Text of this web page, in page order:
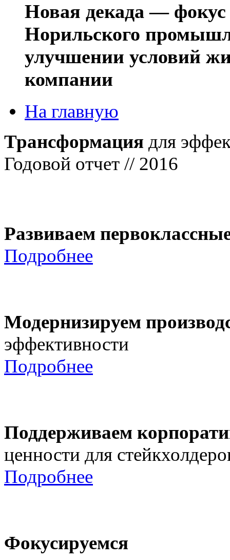
Новая декада — фокус
Норильского
улучшении условий
компании
На главную
Трансформация для
Годовой отчет // 2016
Развиваем
Подробнее
Модернизируем
эффективности
Подробнее
Поддерживаем
ценности для
Подробнее
Фокусируемся